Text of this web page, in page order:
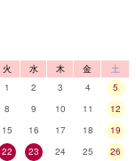
火 水 木 金
土
1 2 3 4
5
8 9 10 11
12
15 16 17 18
19
22 23 24 25
26